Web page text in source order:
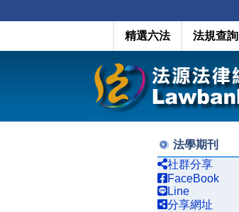
精選六法 法規查詢
法學期刊
社群分享
FaceBook
Line
分享網址